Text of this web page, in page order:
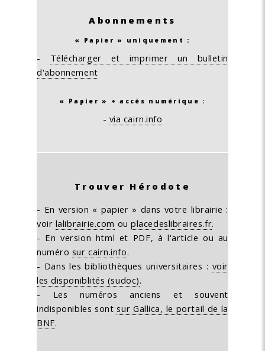
Abonnements
« Papier » uniquement :
- Télécharger et imprimer un bulletin
d'abonnement
« Papier » + accès numérique :
- via cairn.info
Trouver Hérodote
- En version « papier » dans votre librairie :
voir lalibrairie.com ouplacedeslibraires.fr.
- En version html et PDF, à l'article ou au
numéro sur cairn.info.
- Dans les bibliothèques universitaires : voir
les disponiblités (sudoc).
- Les numéros anciens et souvent
indisponibles sontsur Gallica, le portail de la
BNF.